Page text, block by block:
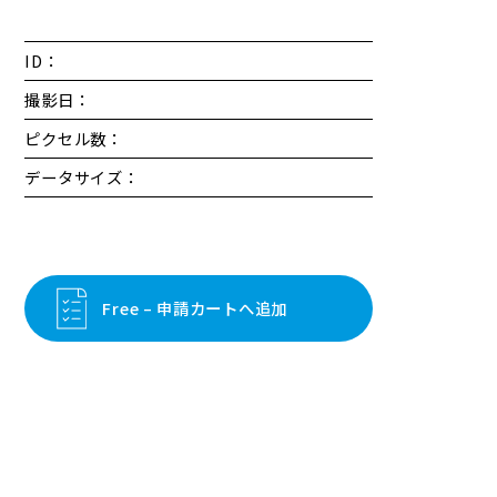
ID：
撮影日：
ピクセル数：
データサイズ：
Free – 申請カートへ追加